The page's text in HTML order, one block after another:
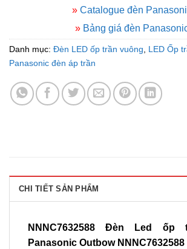
»Catalogue đèn
»Bảng giá đèn
Danh mục: Đèn LED ốp trần vuông LED Ốp
Panasonic đèn áp trần
CHI TIẾT SẢN PHẨM
NNNC7632588 Đèn Led ốp
Panasonic Outbow NNNC7632588